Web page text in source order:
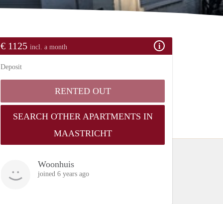
€ 1125 incl. a month
Deposit
RENTED OUT
SEARCH OTHER APARTMENTS IN
MAASTRICHT
Woonhuis
joined 6 years ago